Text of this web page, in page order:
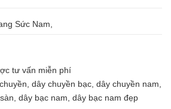
Sức Nam,
tư vấn miễn phí
dây chuyền bạc dây chuyền nam
dây bạc nam dây bạc nam đẹp